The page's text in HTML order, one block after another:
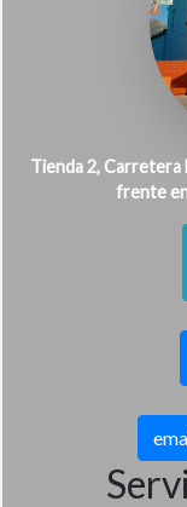
Tienda 2, Carretera
frente